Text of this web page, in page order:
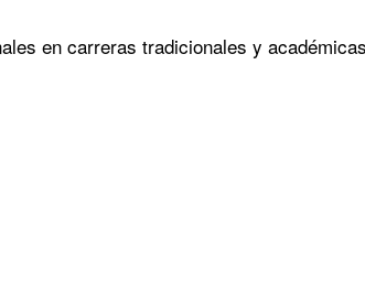
en carreras tradicionales y